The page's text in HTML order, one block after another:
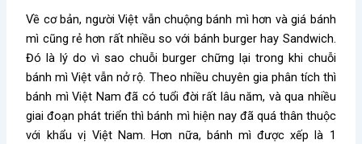
Về cơ bản, người Việt vẫn chuộng bánh mì hơn và giá bánh
mì cũng rẻ hơn rất nhiều so với bánh burger hay Sandwich.
Đó là lý do vì sao chuỗi burger chững lại trong khi chuỗi
bánh mì Việt vẫn nở rộ. Theo nhiều chuyên gia phân tích thì
bánh mì Việt Nam đã có tuổi đời rất lâu năm, và qua nhiều
giai đoạn phát triển thì bánh mì hiện nay đã quá thân thuộc
với khẩu vị Việt Nam. Hơn nữa, bánh mì được xếp là 1